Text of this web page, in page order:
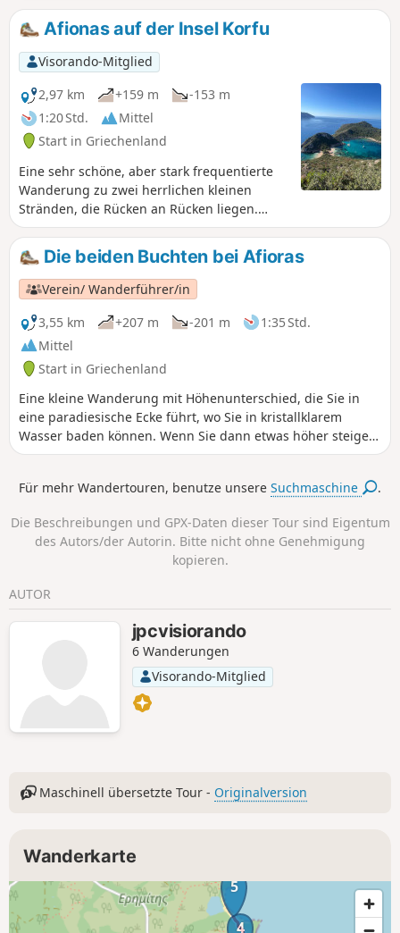
wiederzufinden und das hübsche Kap
Drastis zu erreichen, wo Sie in der Nähe
baden können.
Afionas auf der Insel Korfu
Visorando-Mitglied
2,97 km
+159 m
-153 m
1:20 Std.
Mittel
Start in Griechenland
Eine sehr schöne, aber stark frequentierte
Wanderung zu zwei herrlichen kleinen
Stränden, die Rücken an Rücken liegen.
Wunderschöne Aussichtspunkte.
Die beiden Buchten bei Afioras
Verein/ Wanderführer/in
3,55 km
+207 m -201 m
1:35 Std.
Mittel
Start in Griechenland
Eine kleine Wanderung mit Höhenunterschied, die Sie in
eine paradiesische Ecke führt, wo Sie in kristallklarem
Wasser baden können. Wenn Sie dann etwas höher steigen,
können Sie diese herrliche Gegend von oben betrachten.
Für mehr Wandertouren, benutze unsereSuchmaschine .
Die Beschreibungen und GPX-Daten dieser Tour sind Eigentum
des Autors/der Autorin. Bitte nicht ohne Genehmigung
kopieren.
AUTOR
jpcvisiorando
6 Wanderungen
Visorando-Mitglied
Maschinell übersetzte Tour - Originalversion
Wanderkarte
4
5